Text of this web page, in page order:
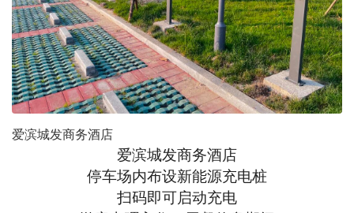
爱滨城发商务酒店
爱滨城发商务酒店
停车场内布设新能源充电桩
扫码即可启动充电